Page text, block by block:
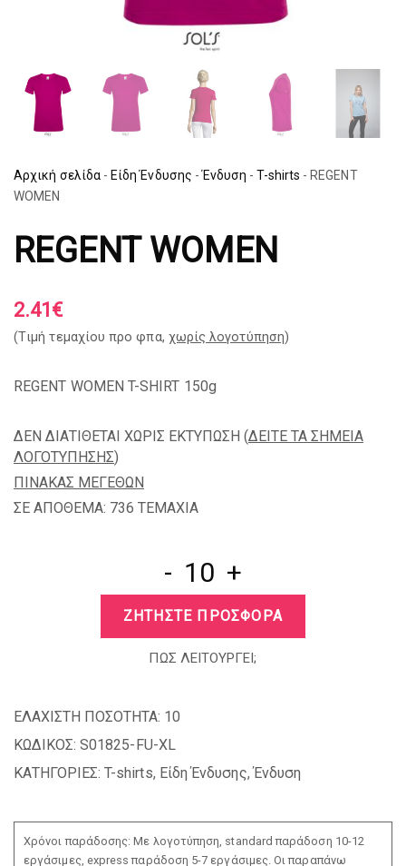
Αρχική σελίδα - Είδη Ένδυσης - Ένδυση - T-shirts - REGENT
WOMEN
REGENT WOMEN
2.41 €
(Tιμή τεμαχίου προ φπα, χωρίς λογοτύπηση)
REGENT WOMEN T-SHIRT 150g
ΔΕΝ ΔΙΑΤΙΘΕΤΑΙ ΧΩΡΙΣ ΕΚΤΥΠΩΣΗ (ΔΕΙΤΕ ΤΑ ΣΗΜΕΙΑ
ΛΟΓΟΤΥΠΗΣΗΣ)
ΠΙΝΑΚΑΣ ΜΕΓΕΘΩΝ
ΣΕ ΑΠΟΘΕΜΑ: 736 TEMAXIA
- +
ΖΗΤΗΣΤΕ ΠΡΟΣΦΟΡΑ
ΠΩΣ ΛΕΙΤΟΥΡΓΕΙ;
ΕΛΑΧΙΣΤΗ ΠΟΣΟΤΗΤΑ: 10
ΚΩΔΙΚΟΣ: S01825-FU-XL
ΚΑΤΗΓΟΡΙΕΣ: T-shirts, Είδη Ένδυσης,Ένδυση
Χρόνοι παράδοσης: Με λογοτύπηση, standard παράδοση 10-12
εργάσιμες, express παράδοση 5-7 εργάσιμες. Οι παραπάνω